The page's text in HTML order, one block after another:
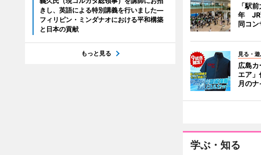
「駅
年 JR
同コン
見る・
広島カ
エア
月の
学ぶ・知る
きし、英語による特別講義を行いました―
フィリピン・ミンダナオにおける平和構築
と日本の貢献
もっと見る